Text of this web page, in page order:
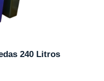
240 Litros